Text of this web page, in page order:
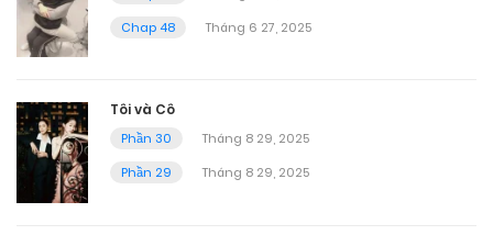
Chap 48
Tháng 6 27, 2025
Tôi và Cô
Phần 30
Tháng 8 29, 2025
Phần 29
Tháng 8 29, 2025